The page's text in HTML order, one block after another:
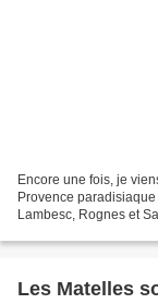
Encore une fois, je
Provence
Lambesc, Rognes et
Les Matelles